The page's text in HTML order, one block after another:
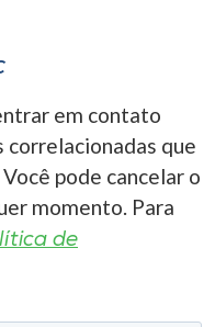
em contato
que
pode cancelar o
momento. Para
de